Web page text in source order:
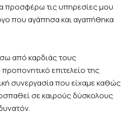
προσφέρω τις υπηρεσίες μου
που αγάπησα και αγαπήθηκα
από καρδιάς τους
επιτελείο της
συνεργασία που είχαμε καθώς
σε καιρούς δύσκολους